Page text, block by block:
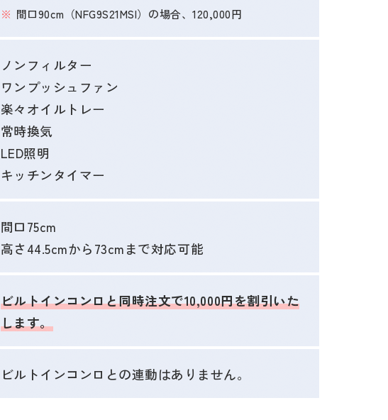
間口90cm（NFG9S21MSI）の場合、120,000円
ノンフィルター
ワンプッシュファン
楽々オイルトレー
常時換気
LED照明
キッチンタイマー
間口75cm
高さ44.5cmから73cmまで対応可能
ビルトインコンロと同時注文で10,000円を割引いた
します。
ビルトインコンロとの連動はありません。